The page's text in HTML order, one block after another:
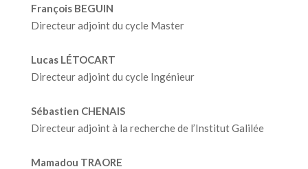
François BEGUIN
Directeur adjoint du cycle Master
Lucas LÉTOCART
Directeur adjoint du cycle Ingénieur
Sébastien CHENAIS
Directeur adjoint à la recherche de l’Institut Galilée
Mamadou TRAORE